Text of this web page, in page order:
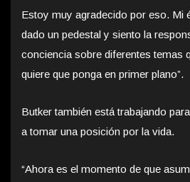
Estoy muy agradecido por eso. Mi
dado un pedestal y siento la
conciencia sobre diferentes temas
quiere que ponga en primer plano”.
Butker también está trabajando
a tomar una posición por la vida.
“Ahora es el momento de que